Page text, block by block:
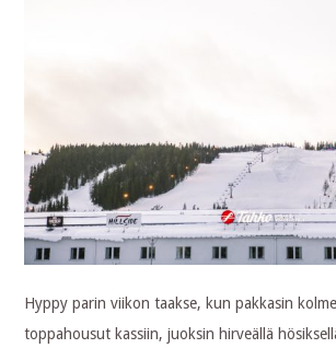
Hyppy parin viikon taakse, kun pakkasin
toppahousut kassiin, juoksin hirveällä